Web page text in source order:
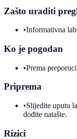
Zašto uraditi
•Informativna
Ko je pogodan
•Prema
Priprema
•Slijedite uputu
dođite natašte.
Rizici